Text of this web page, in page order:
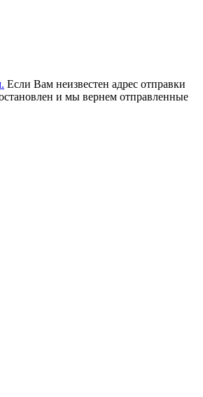
Если Вам неизвестен адрес отправки
и мы вернем отправленные